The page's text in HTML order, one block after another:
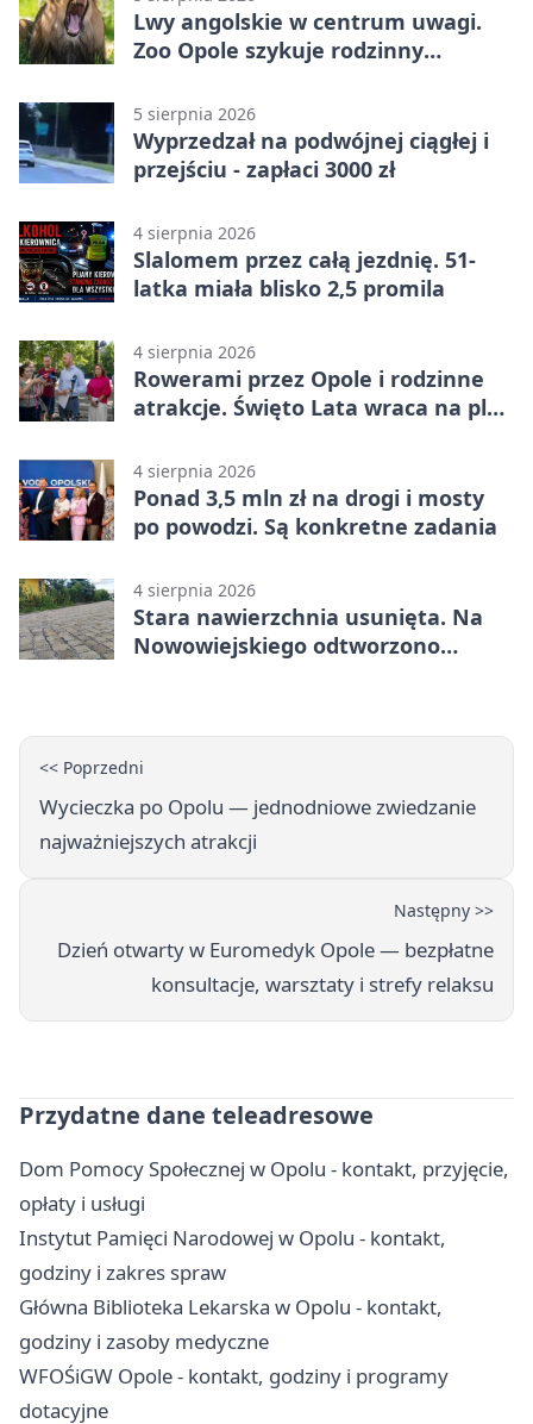
Lwy angolskie w centrum uwagi.
Zoo Opole szykuje rodzinny
5 sierpnia 2026
Wyprzedzał na podwójnej ciągłej i
przejściu - zapłaci 3000 zł
4 sierpnia 2026
Slalomem przez całą jezdnię. 51-
latka miała blisko 2,5 promila
4 sierpnia 2026
Rowerami przez Opole i rodzinne
atrakcje. Święto Lata wraca na plac
4 sierpnia 2026
Ponad 3,5 mln zł na drogi i mosty
po powodzi. Są konkretne zadania
4 sierpnia 2026
Stara nawierzchnia usunięta. Na
Nowowiejskiego odtworzono
<< Poprzedni
Wycieczka po Opolu — jednodniowe zwiedzanie
najważniejszych atrakcji
Następny >>
Dzień otwarty w Euromedyk Opole — bezpłatne
konsultacje, warsztaty i strefy relaksu
Przydatne dane teleadresowe
Dom Pomocy Społecznej w Opolu - kontakt, przyjęcie,
opłaty i usługi
Instytut Pamięci Narodowej w Opolu - kontakt,
godziny i zakres spraw
Główna Biblioteka Lekarska w Opolu - kontakt,
godziny i zasoby medyczne
WFOŚiGW Opole - kontakt, godziny i programy
dotacyjne